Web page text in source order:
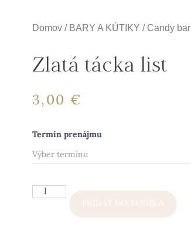
Domov / BARY A KÚTIKY / Candy bar
Zlatá tácka list
3,00 €
Termín prenájmu